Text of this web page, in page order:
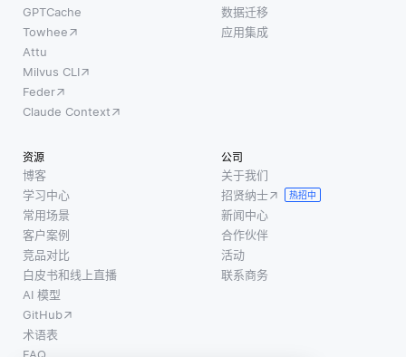
GPTCache
Towhee
Attu
Milvus CLI
Feder
Claude Context
数据迁移
应用集成
资源
博客
学习中心
常用场景
客户案例
竞品对比
白皮书和线上直播
AI 模型
GitHub
术语表
公司
关于我们
招贤纳士
热招中
新闻中心
合作伙伴
活动
联系商务